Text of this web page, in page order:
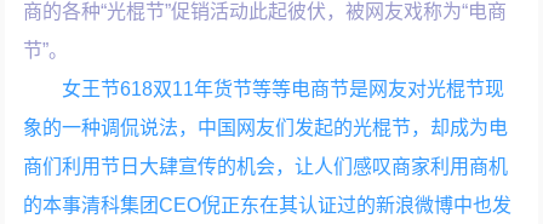
商的各种“光棍节”促销活动此起彼伏，被网友戏称为“电商
节”。
女王节618双11年货节等等电商节是网友对光棍节现
象的一种调侃说法，中国网友们发起的光棍节，却成为电
商们利用节日大肆宣传的机会，让人们感叹商家利用商机
的本事清科集团CEO倪正东在其认证过的新浪微博中也发